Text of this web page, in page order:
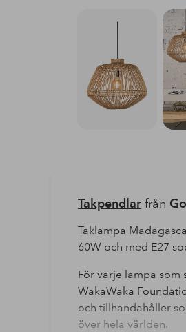
Takpendlarfrån
Taklampa
60W och med E27
För varje lampa som
WakaWaka
och tillhandahåller
över hela världen.